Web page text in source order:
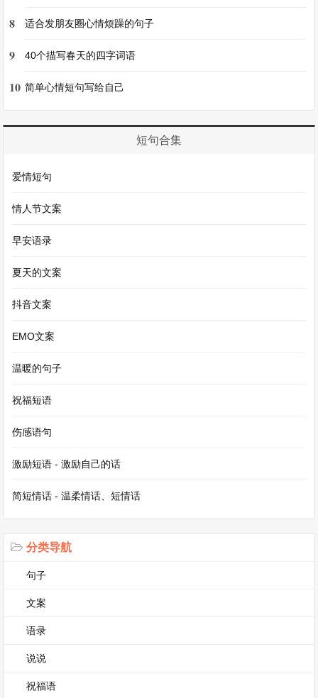
34. 祖国繁荣，民族团结，共筑美好家园。
35. 祖国的荣耀，是我们奋进的动力源泉。
36. 祝祖国体育强国，健儿扬威世界。
37. 盛世华章颂祖国，辉煌成就耀古今。
38. 祖国，您是智慧之泉，润泽华夏大地。
40. 祖国和谐，社会稳定，百姓安居乐业。
41. 祖国的进步，是时代最美的旋律。
44. 祖国，您是正义之剑，守护和平家园。
45. 愿祖国的艺术之花绚丽多彩，绽放全球。
46. 祖国富强，科技发达，引领时代潮流。
48. 祝祖国医疗进步，人民健康长寿。
8 适合发朋友圈心情烦躁的句子
9 40个描写春天的四字词语
10 简单心情短句写给自己
短句合集
爱情短句
情人节文案
早安语录
夏天的文案
抖音文案
EMO文案
温暖的句子
祝福短语
伤感语句
激励短语 - 激励自己的话
简短情话 - 温柔情话、短情话
分类导航
句子
文案
语录
说说
祝福语